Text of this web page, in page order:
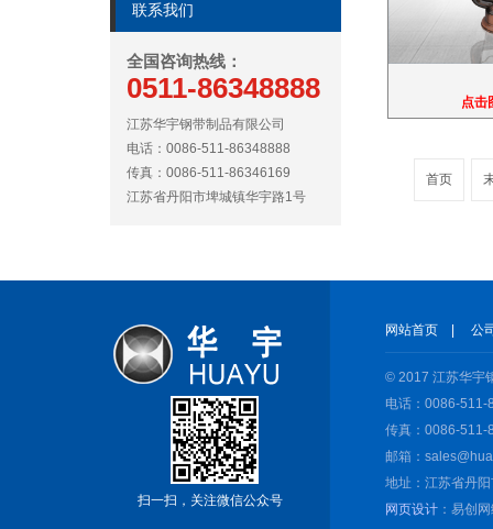
联系我们
全国咨询热线：
0511-86348888
江苏华宇钢带制品有限公司
电话：0086-511-86348888
传真：0086-511-86346169
江苏省丹阳市埤城镇华宇路1号
点击
首页
扫一扫，关注微信公众号
网站首页 公
© 2017 江苏华宇
电话：0086-511-
传真：0086-511-
邮箱：
地址：江苏省丹
网页设计 ：易创